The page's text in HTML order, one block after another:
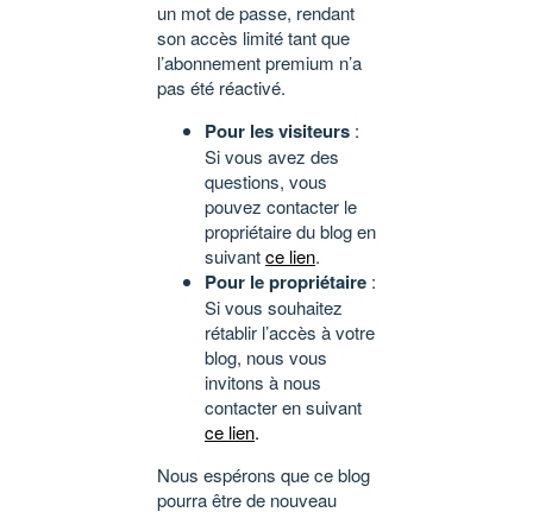
un mot de passe, rendant
son accès limité tant que
l’abonnement premium n’a
pas été réactivé.
Pour les visiteurs :
Si vous avez des
questions, vous
pouvez contacter le
propriétaire du blog en
suivantce lien.
Pour le propriétaire :
Si vous souhaitez
rétablir l’accès à votre
blog, nous vous
invitons à nous
contacter en suivant
ce lien.
Nous espérons que ce blog
pourra être de nouveau